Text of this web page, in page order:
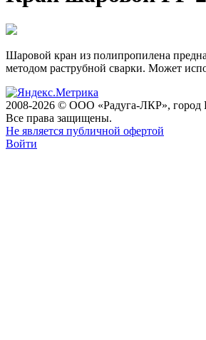
Шаровой кран из полипропилена
методом раструбной сварки. Может
2008-2026 © ООО «Радуга-ЛКР», город
Все права защищены.
Не является публичной офертой
Войти